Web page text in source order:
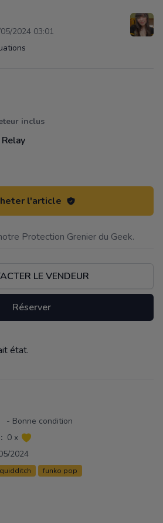
2024 03:01
inclus
l'article
Protection Grenier du Geek.
LE VENDEUR
Réserver
état.
- Bonne condition
0 x
2024
quidditch funko pop